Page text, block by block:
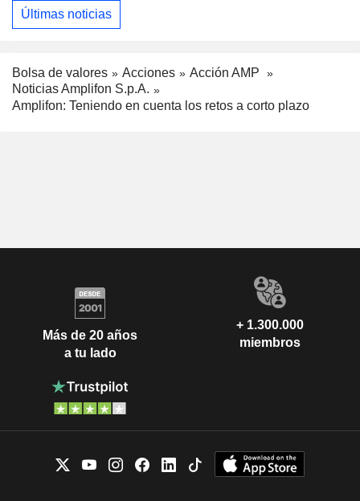
Últimas noticias
Bolsa de valores Acciones
Acción AMP
Noticias Amplifon S.p.A.
Amplifon: Teniendo en cuenta los retos a corto plazo
Más de 20 años
a tu lado
+ 1.300.000
miembros